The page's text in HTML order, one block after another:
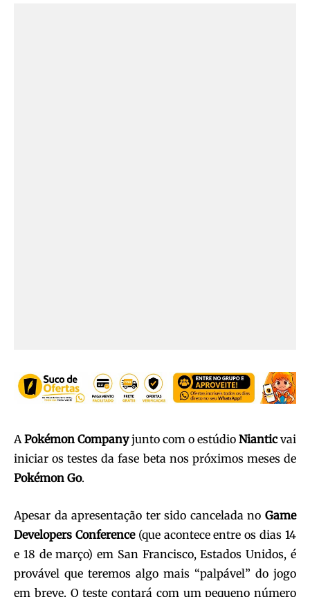
APokémon Companyjunto com o estúdio Nianticvai
iniciar os testes da fase beta nos próximos meses de
Pokémon Go.
Apesar da apresentação ter sido cancelada no Game
Developers Conference(que acontece entre os dias 14
e 18 de março) em San Francisco, Estados Unidos, é
provável que teremos algo mais “palpável” do jogo
em breve. O teste contará com um pequeno número